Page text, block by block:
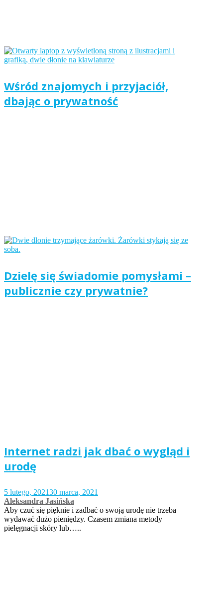
Wśród znajomych i przyjaciół,
dbając o prywatność
Dzielę się świadomie pomysłami –
publicznie czy prywatnie?
Internet radzi jak dbać o wygląd i
urodę
5 lutego, 202130 marca, 2021
Aleksandra Jasińska
Aby czuć się pięknie i zadbać o swoją urodę nie trzeba
wydawać dużo pieniędzy. Czasem zmiana metody
pielęgnacji skóry lub…..